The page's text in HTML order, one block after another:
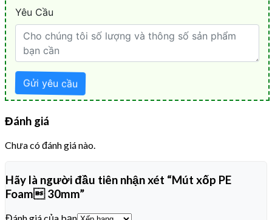
Đánh giá
Chưa có đánh giá nào.
Hãy là người đầu tiên nhận xét “Mút xốp PE
Foam 30mm”